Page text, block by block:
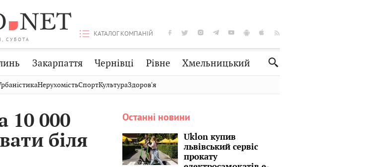
СУБОТА
КАТАЛОГ КОМПАНІЙ
Закарпаття Чернівці Рівне Хмельницький
Публікації Авто Словко
Кіно
Спорт
Нерухомість Домашні тварини
НерухомістьСпортКультураЗдоровʼя
10 000
біля
Останні новини
Uklon купив
львівський сервіс
прокату